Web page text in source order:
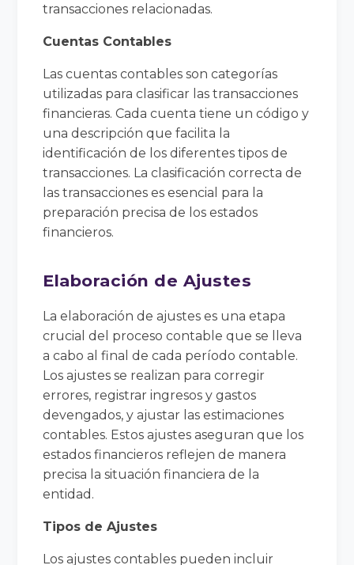
transacciones relacionadas.
Cuentas Contables
Las cuentas contables son categorías
utilizadas para clasificar las transacciones
financieras. Cada cuenta tiene un código y
una descripción que facilita la
identificación de los diferentes tipos de
transacciones. La clasificación correcta de
las transacciones es esencial para la
preparación precisa de los estados
financieros.
Elaboración de Ajustes
La elaboración de ajustes es una etapa
crucial del proceso contable que se lleva
a cabo al final de cada período contable.
Los ajustes se realizan para corregir
errores, registrar ingresos y gastos
devengados, y ajustar las estimaciones
contables. Estos ajustes aseguran que los
estados financieros reflejen de manera
precisa la situación financiera de la
entidad.
Tipos de Ajustes
Los ajustes contables pueden incluir